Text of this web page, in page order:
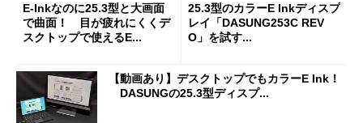
E-Inkなのに25.3型と大画面
で曲面！ 目が疲れにくくデ
スクトップで使えるE...
25.3型のカラーE Inkディスプ
レイ「DASUNG253C REV
O」を試す...
【動画あり】デスクトップでもカラーE Ink！
DASUNGの25.3型ディスプ...